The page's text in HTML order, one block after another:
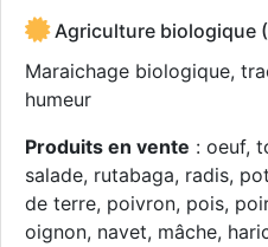
Agriculture biologique
Maraichage biologique,
humeur
Produits en vente : oeuf,
salade, rutabaga, radis,
de terre, poivron, pois,
oignon, navet, mâche,